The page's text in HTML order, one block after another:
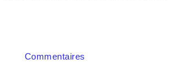
Commentaires